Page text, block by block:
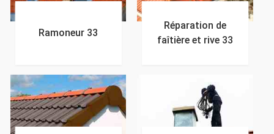
Ramoneur 33
Réparation de
faîtière et rive 33